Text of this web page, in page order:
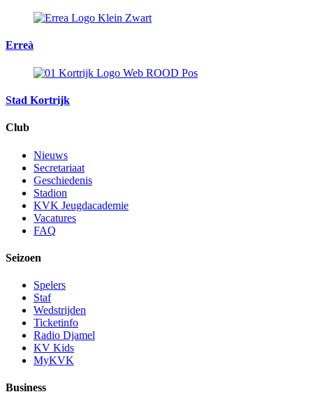
Erreà
Stad Kortrijk
Club
Nieuws
Secretariaat
Geschiedenis
Stadion
KVK Jeugdacademie
Vacatures
FAQ
Seizoen
Spelers
Staf
Wedstrijden
Ticketinfo
Radio Djamel
KV Kids
MyKVK
Business